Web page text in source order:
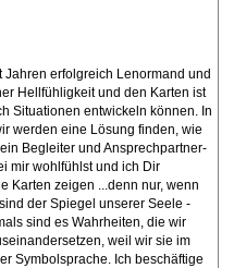
erfolgreich Lenormand und
Hellfühligkeit und den Karten ist
Situationen entwickeln können. In
werden eine Lösung finden, wie
Begleiter und Ansprechpartner-
mir wohlfühlst und ich Dir
Karten zeigen ...denn nur, wenn
der Spiegel unserer Seele -
sind es Wahrheiten, die wir
weil wir sie im
Symbolsprache. Ich beschäftige